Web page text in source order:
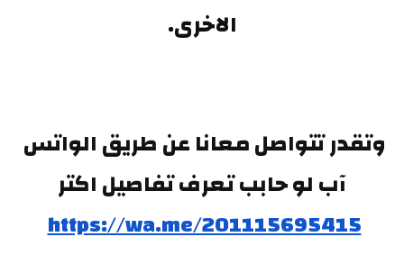
الاخرى.
آب لو حابب تعرف تفاصيل اكتر
https://wa.me/201115695415